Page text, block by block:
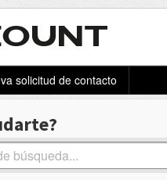
solicitud de contacto